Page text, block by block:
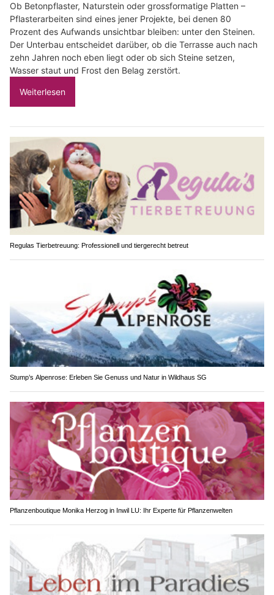
Ob Betonpflaster, Naturstein oder grossformatige Platten –
Pflasterarbeiten sind eines jener Projekte, bei denen 80
Prozent des Aufwands unsichtbar bleiben: unter den Steinen.
Der Unterbau entscheidet darüber, ob die Terrasse auch nach
zehn Jahren noch eben liegt oder ob sich Steine setzen,
Wasser staut und Frost den Belag zerstört.
Weiterlesen
Regulas Tierbetreuung: Professionell und tiergerecht betreut
Stump’s Alpenrose: Erleben Sie Genuss und Natur in Wildhaus SG
Pflanzenboutique Monika Herzog in Inwil LU: Ihr Experte für Pflanzenwelten